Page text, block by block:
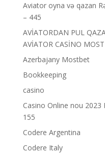
Aviator oyna və qazan
– 445
AVİATORDAN PUL
AVİATOR CASİNO
Azerbajany Mostbet
Bookkeeping
casino
Casino Online nou
155
Codere Argentina
Codere Italy